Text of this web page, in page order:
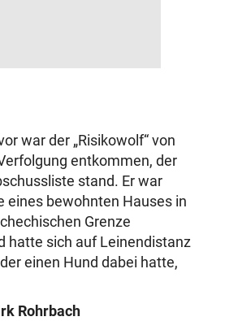
war der „Risikowolf“ von
entkommen, der
stand. Er war
eines bewohnten Hauses in
Grenze
hatte sich auf Leinendistanz
einen Hund dabei hatte,
Rohrbach